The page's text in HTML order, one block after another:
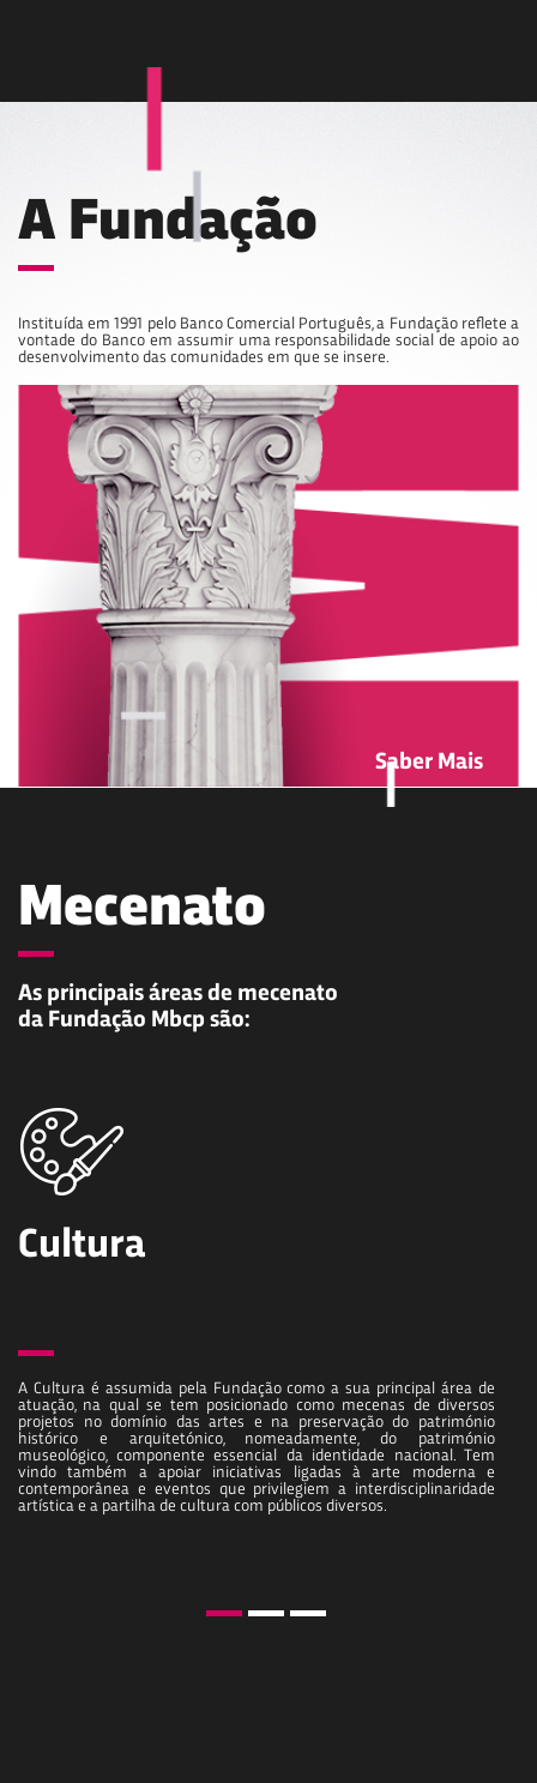
A Fundação
Instituída em 1991 pelo Banco Comercial Português, a Fundação reflete a
vontade do Banco em assumir uma responsabilidade social de apoio ao
desenvolvimento das comunidades em que se insere.
Saber Mais
Mecenato
As principais áreas de mecenato
da Fundação Mbcp são:
Cultura
A Cultura é assumida pela Fundação como a sua principal área de
atuação, na qual se tem posicionado como mecenas de diversos
projetos no domínio das artes e na preservação do património
histórico e arquitetónico, nomeadamente, do património
museológico, componente essencial da identidade nacional. Tem
vindo também a apoiar iniciativas ligadas à arte moderna e
contemporânea e eventos que privilegiem a interdisciplinaridade
artística e a partilha de cultura com públicos diversos.